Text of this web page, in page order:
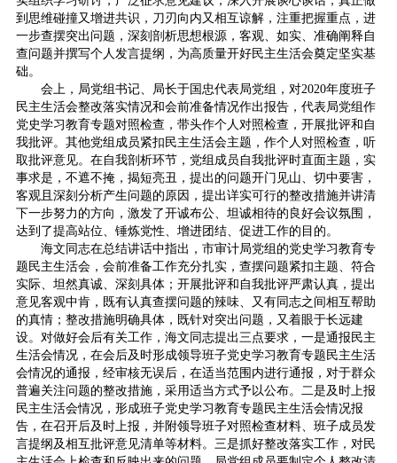
到思维碰撞又增进共识，刀刃向内又相互谅解，注重把握重点，进
一步查摆突出问题，深刻剖析思想根源，客观、如实、准确阐释自
查问题并撰写个人发言提纲，为高质量开好民主生活会奠定坚实基
础。
会上，局党组书记、局长于国忠代表局党组，对2020年度班子
民主生活会整改落实情况和会前准备情况作出报告，代表局党组作
党史学习教育专题对照检查，带头作个人对照检查，开展批评和自
我批评。其他党组成员紧扣民主生活会主题，作个人对照检查，听
取批评意见。在自我剖析环节，党组成员自我批评时直面主题，实
事求是，不遮不掩，揭短亮丑，提出的问题开门见山、切中要害，
客观且深刻分析产生问题的原因，提出详实可行的整改措施并讲清
下一步努力的方向，激发了开诚布公、坦诚相待的良好会议氛围，
达到了提高站位、锤炼党性、增进团结、促进工作的目的。
海文同志在总结讲话中指出，市审计局党组的党史学习教育专
题民主生活会，会前准备工作充分扎实，查摆问题紧扣主题、符合
实际、坦然真诚、深刻具体；开展批评和自我批评严肃认真，提出
意见客观中肯，既有认真查摆问题的辣味、又有同志之间相互帮助
的真情；整改措施明确具体，既针对突出问题，又着眼于长远建
设。对做好会后有关工作，海文同志提出三点要求，一是通报民主
生活会情况，在会后及时形成领导班子党史学习教育专题民主生活
会情况的通报，经审核无误后，在适当范围内进行通报，对于群众
普遍关注问题的整改措施，采用适当方式予以公布。二是及时上报
民主生活会情况，形成班子党史学习教育专题民主生活会情况报
告，在召开后及时上报，并附领导班子对照检查材料、班子成员发
言提纲及相互批评意见清单等材料。三是抓好整改落实工作，对民